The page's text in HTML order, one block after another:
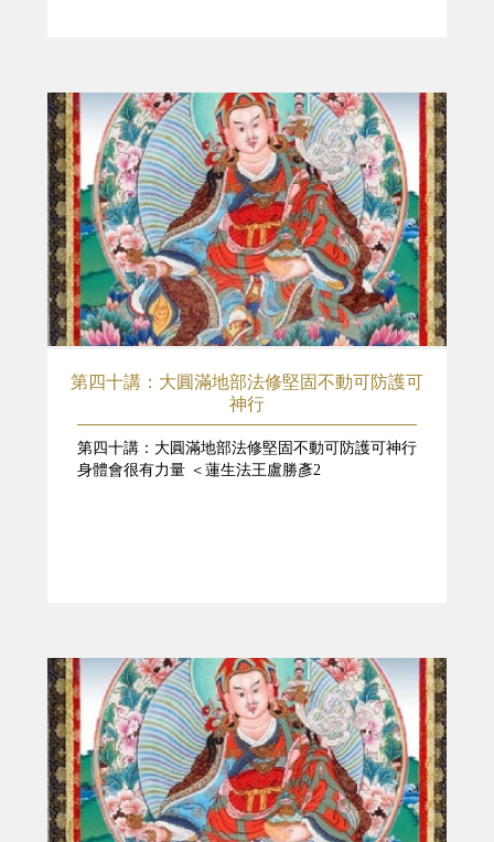
第四十講：大圓滿地部法修堅固不動可防護可
神行
第四十講：大圓滿地部法修堅固不動可防護可神行
身體會很有力量 ＜蓮生法王盧勝彥2